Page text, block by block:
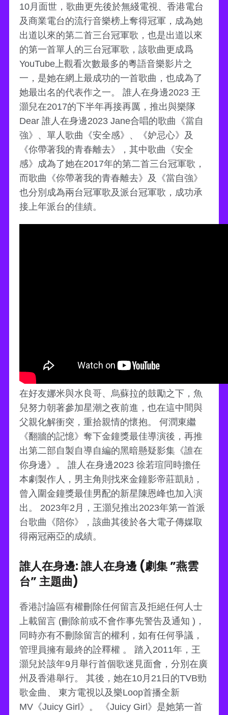
10月面世，歌曲更先後於無綫電視、香港電台
及商業電台的流行音樂榜上奪得冠軍，成為她
出道以來的第二首三台冠軍歌，也是出道以來
的第一首單人的三台冠軍歌，該歌曲更成爲
YouTube上觀看次數最多的粵語音樂影片之
一，是她在網上最成功的一首歌曲，也成為了
她最出名的代表作之一。 誰人在身邊2023 王
灝兒在2017的下半年再接再厲，推出與樂隊
Dear 誰人在身邊2023 Jane合唱的歌曲《當自
強》、單人歌曲《安全感》、《妒忌心》及
《你帶著我的青春離去》，其中歌曲《安全
感》成為了她在2017年的第二首三台冠軍歌，
而歌曲《你帶著我的青春離去》及《當自強》
也分別成為兩台冠軍歌及派台冠軍歌，成功承
接上年派台的佳績。
在好友娜米與水良哥、烏蘇拉的鼓勵之下，魚
兒努力朝著參加星潮之夜前進，也在這中間與
父親化解衝突，重拾親情的懷抱。 何潤東繼
《翻牆的記憶》奪下金鐘獎最佳導演後，再推
出第二部自製自導自編的黑暗懸疑影集《誰在
你身邊》。 誰人在身邊2023 徐若瑄同時擔任
本劇製作人，男主角則找來金鐘影帝莊凱勛，
曾入圍金鐘獎最佳男配的新星陳恩峰也加入演
出。 2023年2月，王灝兒推出2023年第一首派
台歌曲《陪你》，該曲其後於各大電子傳媒取
得兩冠兩亞的成績。
誰人在身邊: 誰人在身邊 (劇集 ”燕雲
台” 主題曲)
香港討論區有權刪除任何留言及拒絕任何人士
上載留言 (刪除前或不會作事先警告及通知 )，
同時亦有不刪除留言的權利，如有任何爭議，
管理員擁有最終的詮釋權 。 踏入2011年，王
灝兒於該年9月舉行首個歌迷見面會，分別在廣
州及香港舉行。 其後，她在10月21日的TVB勁
歌金曲、 東方電視以及樂Loop首播全新
MV《Juicy Girl》。 《Juicy Girl》是她第一首